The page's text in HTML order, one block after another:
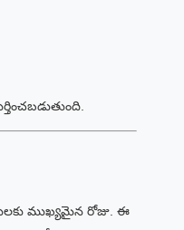
ముఖ్యమైన రోజు. ఈ